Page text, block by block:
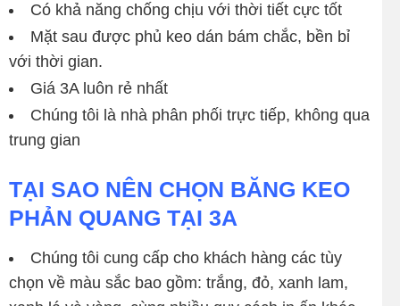
Có khả năng chống chịu với thời tiết cực tốt
Mặt sau được phủ keo dán bám chắc, bền bỉ
với thời gian.
Giá 3A luôn rẻ nhất
Chúng tôi là nhà phân phối trực tiếp, không qua
trung gian
TẠI SAO NÊN CHỌN BĂNG KEO
PHẢN QUANG TẠI 3A
Chúng tôi cung cấp cho khách hàng các tùy
chọn về màu sắc bao gồm: trắng, đỏ, xanh lam,